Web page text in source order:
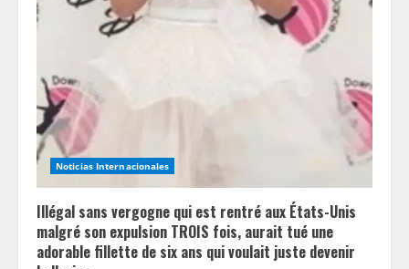
a
d
i
n
g
Noticias Internacionales
Illégal sans vergogne qui est rentré aux États-Unis
malgré son expulsion TROIS fois, aurait tué une
adorable fillette de six ans qui voulait juste devenir